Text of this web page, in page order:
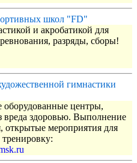
школ "FD"
и акробатикой для
разряды, сборы!
гимнастики
оборудованные центры,
вреда здоровью. Выполнение
открытые мероприятия для